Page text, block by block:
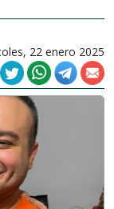
22 enero 2025